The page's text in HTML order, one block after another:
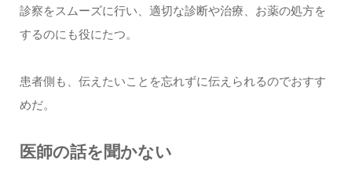
診察をスムーズに行い、適切な診断や治療、お薬の処方を
するのにも役にたつ。
患者側も、伝えたいことを忘れずに伝えられるのでおすす
めだ。
医師の話を聞かない